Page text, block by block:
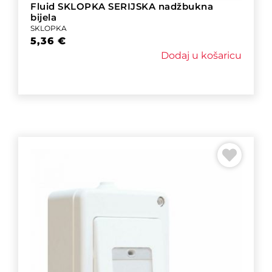
Fluid SKLOPKA SERIJSKA nadžbukna
bijela
SKLOPKA
5,36 €
Dodaj u košaricu